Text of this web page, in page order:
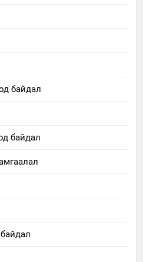
байдал
байдал
буюу үзүүлж байгаа
хоног-2025
ЫН САЛБАР ЗӨВЛӨЛ